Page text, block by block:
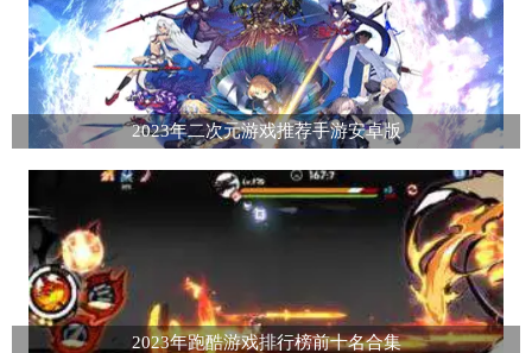
2023年二次元游戏推荐手游安卓版
2023年跑酷游戏排行榜前十名合集